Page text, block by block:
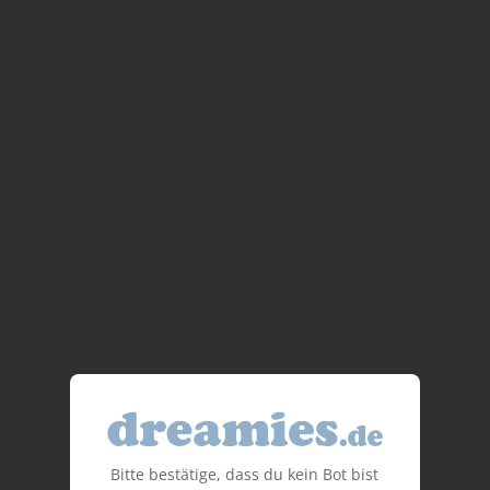
Bitte bestätige, dass du kein Bot bist